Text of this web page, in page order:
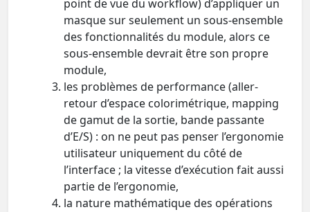
point de vue du workflow) d’appliquer un
masque sur seulement un sous-ensemble
des fonctionnalités du module, alors ce
sous-ensemble devrait être son propre
module,
les problèmes de performance (aller-
retour d’espace colorimétrique, mapping
de gamut de la sortie, bande passante
d’E/S) : on ne peut pas penser l’ergonomie
utilisateur uniquement du côté de
l’interface ; la vitesse d’exécution fait aussi
partie de l’ergonomie,
la nature mathématique des opérations